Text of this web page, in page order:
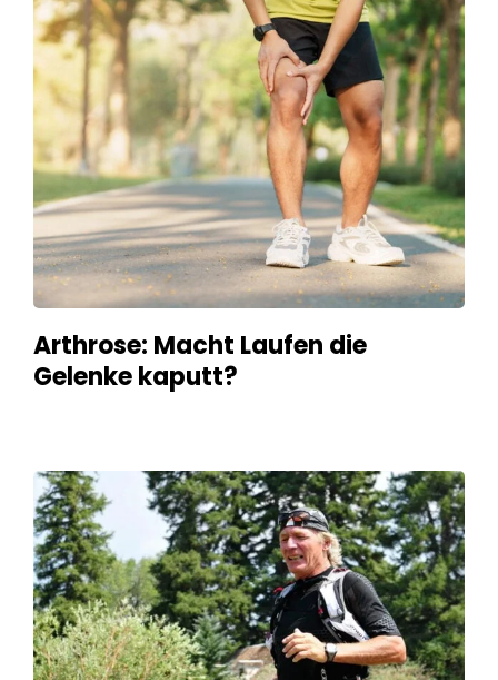
Arthrose: Macht Laufen die
Gelenke kaputt?